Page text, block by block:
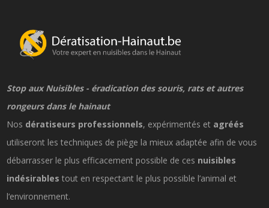
Stop aux Nuisibles - éradication des souris, rats et autres
rongeurs dans le hainaut
Nos dératiseurs professionnels, expérimentés et agréés
utiliseront les techniques de piège la mieux adaptée afin de vous
débarrasser le plus efficacement possible de ces nuisibles
indésirables tout en respectant le plus possible l’animal et
l‘environnement.